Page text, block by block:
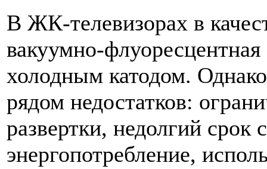
В ЖК-телевизорах в
вакуумно-
холодным катодом.
рядом недостатков:
развертки, недолгий
энергопотребление,